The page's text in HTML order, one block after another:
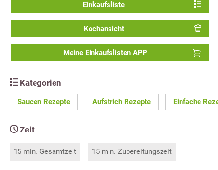
Einkaufsliste
Kochansicht
Meine Einkaufslisten APP
Kategorien
Saucen Rezepte Aufstrich Rezepte Einfache
Zeit
15 min. Gesamtzeit 15 min. Zubereitungszeit